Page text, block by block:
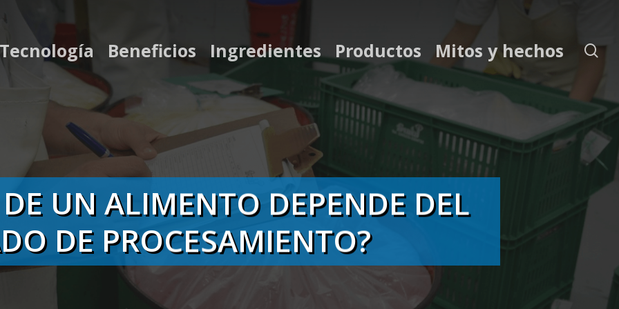
Beneficios Ingredientes Productos Mitos y hechos
UN ALIMENTO DEPENDE DEL
DE PROCESAMIENTO?